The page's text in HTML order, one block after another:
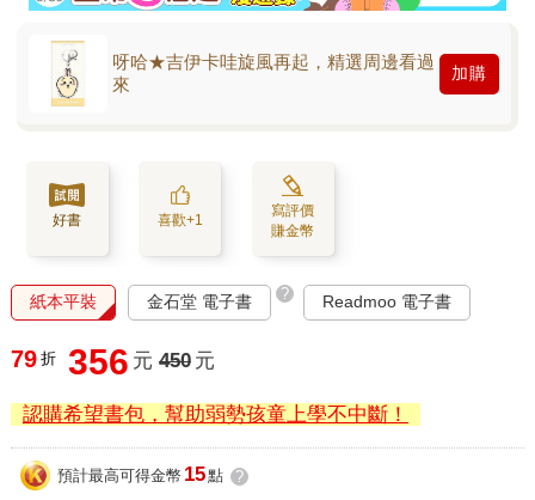
呀哈★吉伊卡哇旋風再起，精選周邊看過
來
加購
好書 喜歡+1
寫評價
賺金幣
紙本平裝 金石堂 電子書 ? Readmoo 電子書
79 折 356 元 450 元
認購希望書包，幫助弱勢孩童上學不中斷！
預計最高可得金幣 15點 ?